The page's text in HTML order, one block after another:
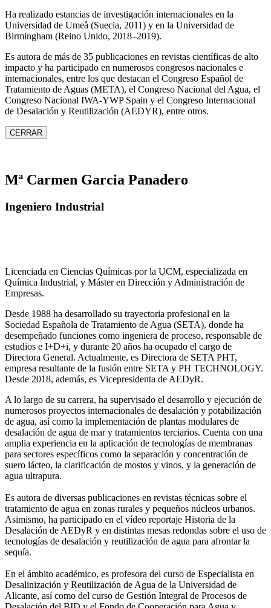
Ha realizado estancias de investigación internacionales en la
Universidad de Umeå (Suecia, 2011) y en la Universidad de
Birmingham (Reino Unido, 2018–2019).
Es autora de más de 35 publicaciones en revistas científicas de alto
impacto y ha participado en numerosos congresos nacionales e
internacionales, entre los que destacan el Congreso Español de
Tratamiento de Aguas (META), el Congreso Nacional del Agua, el
Congreso Nacional IWA‑YWP Spain y el Congreso Internacional
de Desalación y Reutilización (AEDYR), entre otros.
CERRAR
Mª Carmen Garcia Panadero
Ingeniero Industrial
Licenciada en Ciencias Químicas por la UCM, especializada en
Química Industrial, y Máster en Dirección y Administración de
Empresas.
Desde 1988 ha desarrollado su trayectoria profesional en la
Sociedad Española de Tratamiento de Agua (SETA), donde ha
desempeñado funciones como ingeniera de proceso, responsable de
estudios e I+D+i, y durante 20 años ha ocupado el cargo de
Directora General. Actualmente, es Directora de SETA PHT,
empresa resultante de la fusión entre SETA y PH TECHNOLOGY.
Desde 2018, además, es Vicepresidenta de AEDyR.
A lo largo de su carrera, ha supervisado el desarrollo y ejecución de
numerosos proyectos internacionales de desalación y potabilización
de agua, así como la implementación de plantas modulares de
desalación de agua de mar y tratamientos terciarios. Cuenta con una
amplia experiencia en la aplicación de tecnologías de membranas
para sectores específicos como la separación y concentración de
suero lácteo, la clarificación de mostos y vinos, y la generación de
agua ultrapura.
Es autora de diversas publicaciones en revistas técnicas sobre el
tratamiento de agua en zonas rurales y pequeños núcleos urbanos.
Asimismo, ha participado en el vídeo reportaje Historia de la
Desalación de AEDyR y en distintas mesas redondas sobre el uso de
tecnologías de desalación y reutilización de agua para afrontar la
sequía.
En el ámbito académico, es profesora del curso de Especialista en
Desalinización y Reutilización de Agua de la Universidad de
Alicante, así como del curso de Gestión Integral de Procesos de